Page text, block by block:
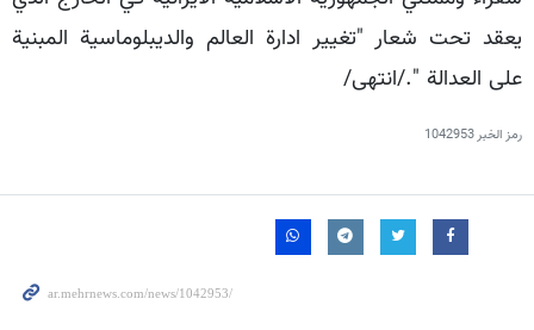
يعقد تحت شعار "تغيير ادارة العالم والديبلوماسية المبنية
على العدالة "./انتهى/
رمز الخبر1042953